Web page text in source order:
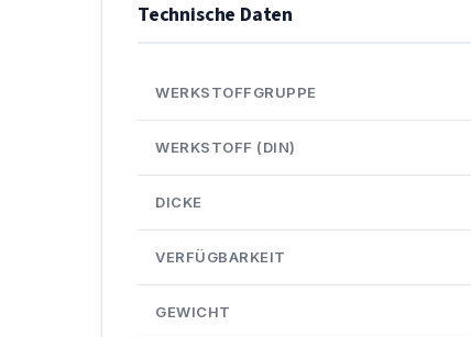
Technische Daten
WERKSTOFFGRUPPE
WERKSTOFF (DIN)
DICKE
VERFÜGBARKEIT
GEWICHT